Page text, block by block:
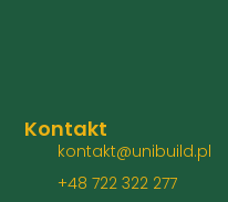
Kontakt
kontakt@unibuild.pl
+48 722 322 277